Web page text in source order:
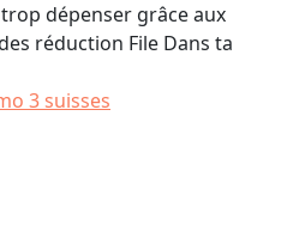
dépenser grâce aux
réduction File Dans ta
3 suisses